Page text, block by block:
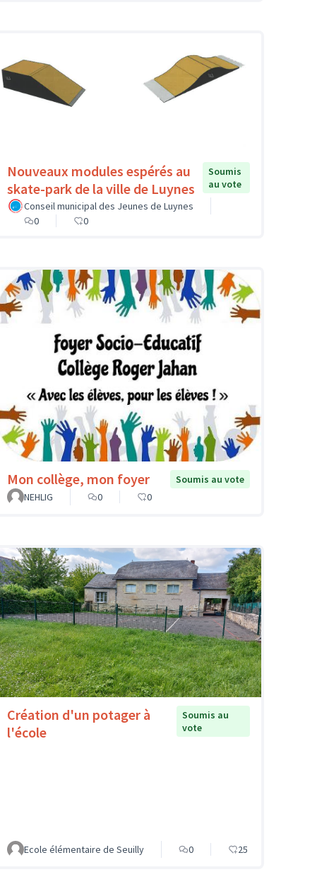
Nouveaux modules espérés au
skate-park de la ville de Luynes
Soumis
au vote
Conseil municipal des Jeunes de Luynes
0
0
Mon collège, mon foyer
Soumis au vote
NEHLIG
0 0
Création d'un potager à
l'école
Soumis au
vote
Ecole élémentaire de Seuilly 0 25